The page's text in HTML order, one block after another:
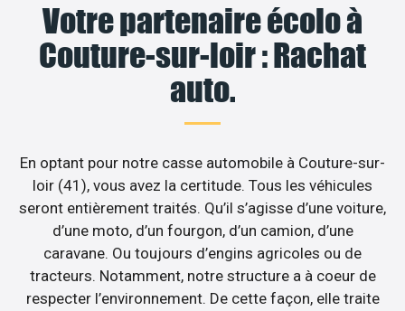
Votre partenaire écolo à
Couture-sur-loir : Rachat
auto.
En optant pour notre casse automobile à Couture-sur-
loir (41), vous avez la certitude. Tous les véhicules
seront entièrement traités. Qu’il s’agisse d’une voiture,
d’une moto, d’un fourgon, d’un camion, d’une
caravane. Ou toujours d’engins agricoles ou de
tracteurs. Notamment, notre structure a à coeur de
respecter l’environnement. De cette façon, elle traite